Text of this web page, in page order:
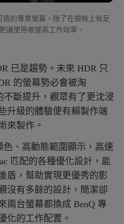
的專業螢幕，除了在規格上有足
讓使用者提高工作效率。
已是趨勢。未來 HDR 只
的螢幕勢必會被淘
不斷提升，觀眾有了更沈浸
升級的體驗便有賴製作端
來製作。
色、高動態範圍顯示，高速
匹配的各種優化設計，能
盾，幫助實現更優秀的影
沒有多餘的設計，簡潔卻
兩台螢幕都換成 BenQ 專
化的工作配置。